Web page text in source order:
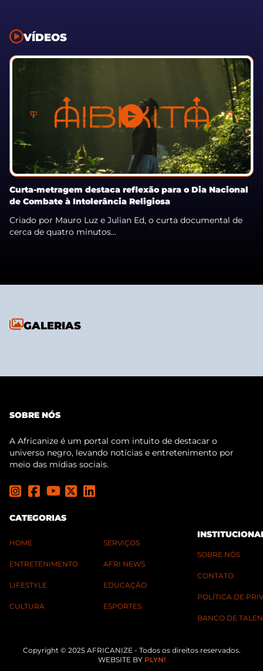
VÍDEOS
Curta-metragem destaca reflexão para o Dia Nacional
de Combate à Intolerância Religiosa
Criado por Mauro Luz e Julian Ed, o curta documental de
cerca de quatro minutos...
GALERIAS
SOBRE NÓS
A Africanize é um portal com intuito de destacar o
universo negro, levando notícias e entretenimento por
meio das mídias sociais.
CATEGORIAS
HOME
ENTRETENIMENTO
LIFESTYLE
CULTURA
SERVIÇOS
AFRI NEWS
EDUCAÇÃO
ESPORTES
SOBRE NÓS
CONTATO
POLÍTICA DE
BANCO DE
Copyright © 2025 AFRICANIZE - Todos os direitos reservados.
WEBSITE BY PLYN!